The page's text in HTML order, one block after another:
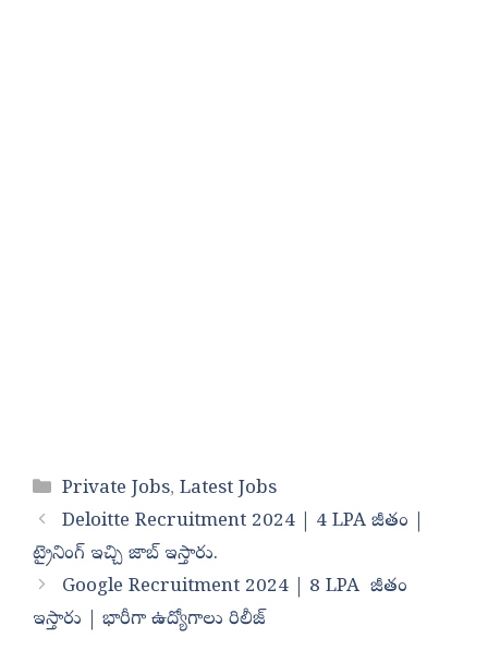
Categories
Private Jobs,Latest Jobs
Deloitte Recruitment 2024 | 4 LPA జీతం |
ట్రైనింగ్ ఇచ్చి జాబ్ ఇస్తారు.
Google Recruitment 2024 | 8 LPA జీతం
ఇస్తారు | భారీగా ఉద్యోగాలు రిలీజ్